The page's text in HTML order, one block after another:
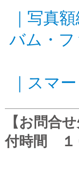
写真
バム・
スマ
【お問合
付時間 １